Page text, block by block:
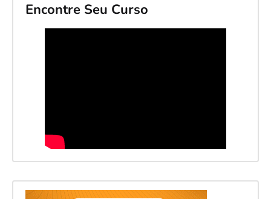
Encontre Seu Curso